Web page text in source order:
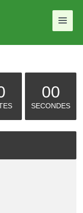
00
SECONDES